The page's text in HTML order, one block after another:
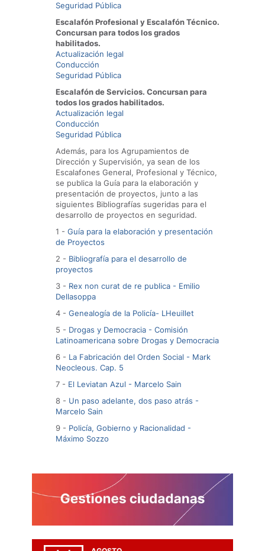
Seguridad Pública
Escalafón Profesional y Escalafón Técnico.
Concursan para todos los grados
habilitados.
Actualización legal
Conducción
Seguridad Pública
Escalafón de Servicios. Concursan para
todos los grados habilitados.
Actualización legal
Conducción
Seguridad Pública
Además, para los Agrupamientos de
Dirección y Supervisión, ya sean de los
Escalafones General, Profesional y Técnico,
se publica la Guía para la elaboración y
presentación de proyectos, junto a las
siguientes Bibliografías sugeridas para el
desarrollo de proyectos en seguridad.
1 - Guía para la elaboración y presentación
de Proyectos
2 - Bibliografía para el desarrollo de
proyectos
3 - Rex non curat de re publica - Emilio
Dellasoppa
4 - Genealogía de la Policía- LHeuillet
5 - Drogas y Democracia - Comisión
Latinoamericana sobre Drogas y Democracia
6 - La Fabricación del Orden Social - Mark
Neocleous. Cap. 5
7 - El Leviatan Azul - Marcelo Sain
8 - Un paso adelante, dos paso atrás -
Marcelo Sain
9 - Policía, Gobierno y Racionalidad -
Máximo Sozzo